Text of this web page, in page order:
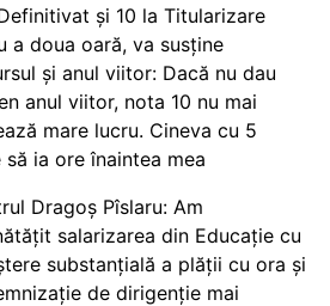
și 10 la Titularizare
a doua oară, va susține
și anul viitor: Dacă nu dau
anul viitor, nota 10 nu mai
mare lucru. Cineva cu 5
să ia ore înaintea mea
Dragoș Pîslaru: Am
salarizarea din Educație cu
substanțială a plății cu ora și
de dirigenție mai